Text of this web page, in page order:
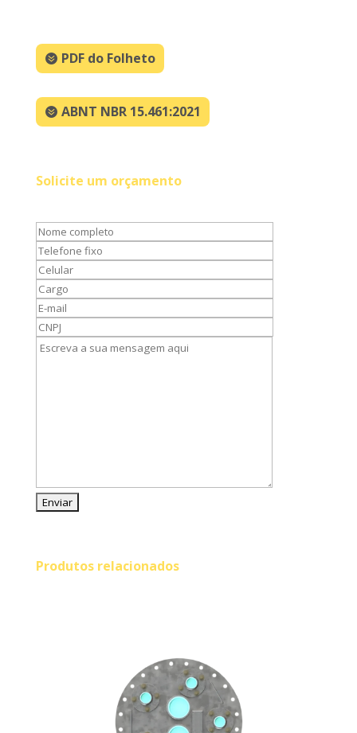
PDF do Folheto
ABNT NBR 15.461:2021
Solicite um orçamento
Produtos relacionados